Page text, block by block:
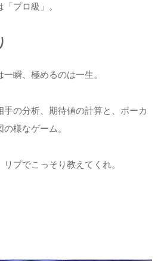
プロ級」。
瞬、極めるのは一生。
手の分析、期待値の計算と、ポーカ
様なゲーム。
プでこっそり教えてくれ。